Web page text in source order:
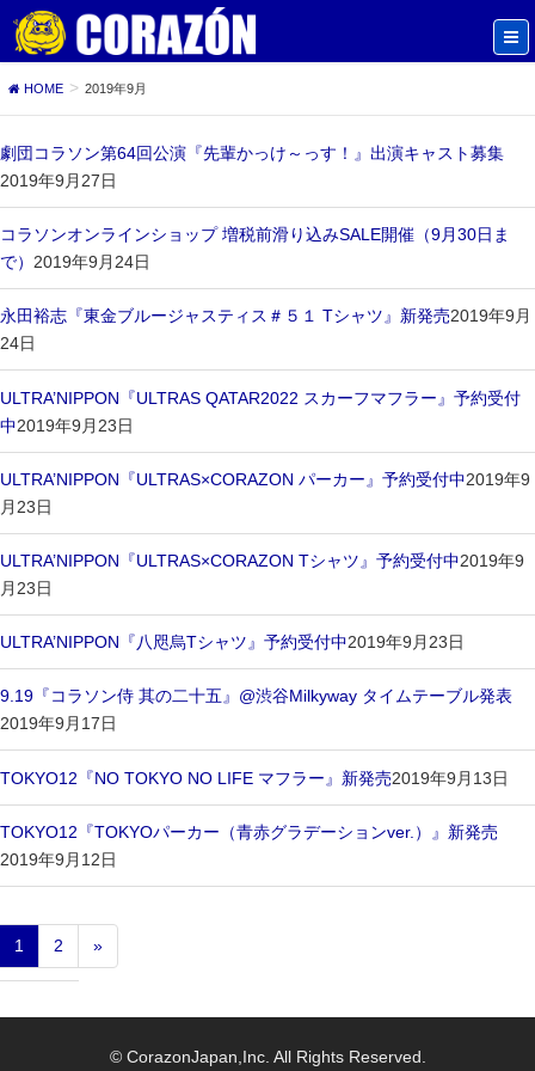
HOME 2019年9月
劇団コラソン第64回公演『先輩かっけ～っす！』出演キャスト募集
2019年9月27日
コラソンオンラインショップ 増税前滑り込みSALE開催（9月30日ま
で） 2019年9月24日
永田裕志『東金ブルージャスティス＃５１ Tシャツ』新発売2019年9月
24日
ULTRA’NIPPON『ULTRAS QATAR2022 スカーフマフラー』予約受付
中2019年9月23日
ULTRA’NIPPON『ULTRAS×CORAZON パーカー』予約受付中2019年9
月23日
ULTRA’NIPPON『ULTRAS×CORAZON Tシャツ』予約受付中2019年9
月23日
ULTRA’NIPPON『八咫烏Tシャツ』予約受付中2019年9月23日
9.19『コラソン侍 其の二十五』@渋谷Milkyway タイムテーブル発表
2019年9月17日
TOKYO12『NO TOKYO NO LIFE マフラー』新発売2019年9月13日
TOKYO12『TOKYOパーカー（青赤グラデーションver.）』新発売
2019年9月12日
1 2 »
© CorazonJapan,Inc. All Rights Reserved.